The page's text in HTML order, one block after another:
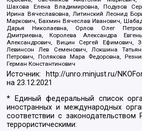
Шахова Елена Владимировна, Подузов
Ирина Вячеславовна, Литинский Леонид
Маркович, Бахмин Вячеслав Иванович,
Дарья Николаевна, Орлов Олег
Дмитриевна, Королева Александра
Александрович, Вицин Сергей Ефимович,
Левинсон Лев Семенович, Локшина
Петрович, Полякова Мара Федоровна,
Герман Константинович
Источник: http://unro.minjust.ru/
на23.12.2021
* Единый федеральный список
иностранных и международных
соответствии с
террористическими: